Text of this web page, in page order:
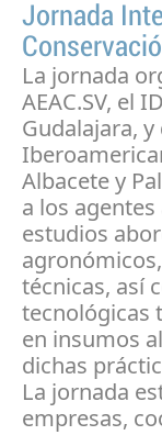
Jornada
La jornada
AEAC.SV, el
Gudalajara,
Albacete y
a los
estudios
técnicas, así
tecnológicas
en insumos
dichas
La jornada
empresas,